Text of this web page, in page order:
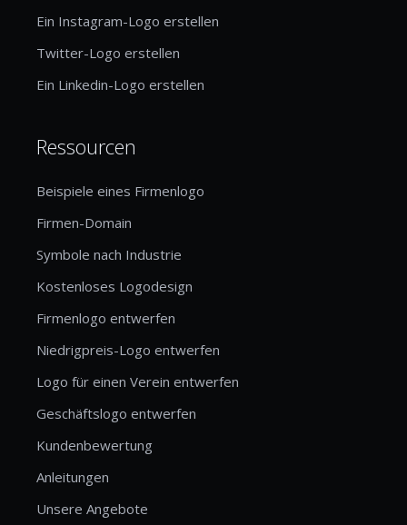
Ein Instagram-Logo erstellen
Twitter-Logo erstellen
Ein Linkedin-Logo erstellen
Ressourcen
Beispiele eines Firmenlogo
Firmen-Domain
Symbole nach Industrie
Kostenloses Logodesign
Firmenlogo entwerfen
Niedrigpreis-Logo entwerfen
Logo für einen Verein entwerfen
Geschäftslogo entwerfen
Kundenbewertung
Anleitungen
Unsere Angebote